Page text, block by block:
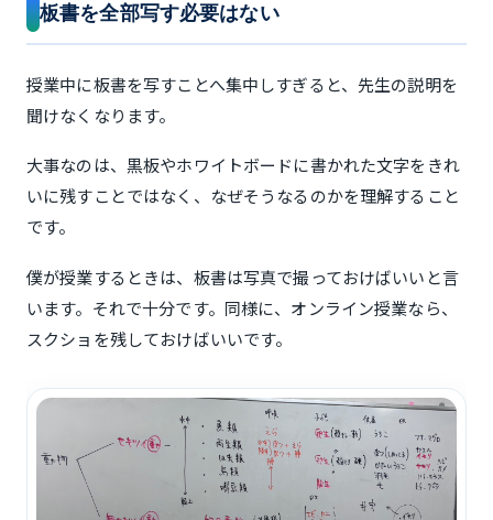
板書を全部写す必要はない
授業中に板書を写すことへ集中しすぎると、先生の説明を
聞けなくなります。
大事なのは、黒板やホワイトボードに書かれた文字をきれ
いに残すことではなく、なぜそうなるのかを理解すること
です。
僕が授業するときは、板書は写真で撮っておけばいいと言
います。それで十分です。同様に、オンライン授業なら、
スクショを残しておけばいいです。